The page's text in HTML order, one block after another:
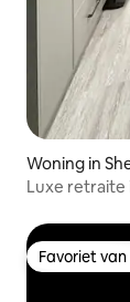
Woning in
Luxe retraite
Favoriet
Favoriet